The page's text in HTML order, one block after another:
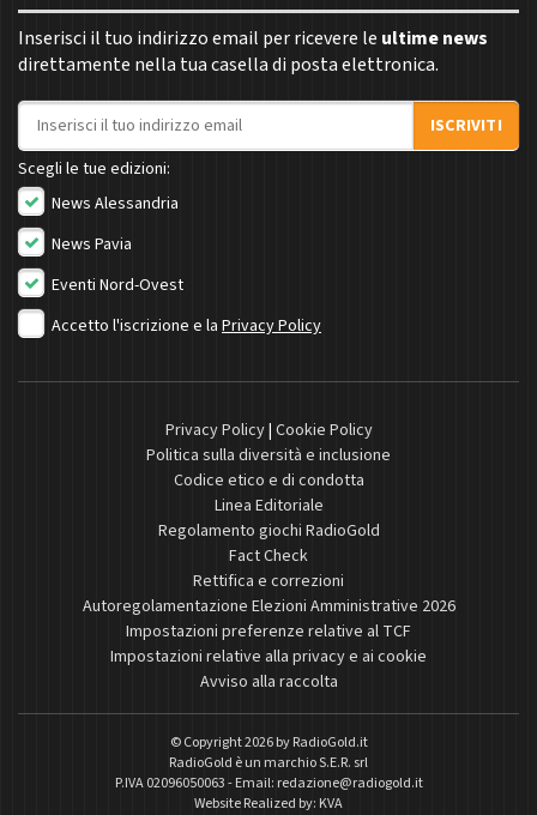
Inserisci il tuo indirizzo email per ricevere le ultime news
direttamente nella tua casella di posta elettronica.
Indirizzo email
ISCRIVITI
Scegli le tue edizioni:
News Alessandria
News Pavia
Eventi Nord-Ovest
Accetto l'iscrizione e la Privacy Policy
Privacy Policy| Cookie Policy
Politica sulla diversità e inclusione
Codice etico e di condotta
Linea Editoriale
Regolamento giochi RadioGold
Fact Check
Rettifica e correzioni
Autoregolamentazione Elezioni Amministrative 2026
Impostazioni preferenze relative al TCF
Impostazioni relative alla privacy e ai cookie
Avviso alla raccolta
© Copyright 2026 byRadioGold.it
RadioGold è un marchio S.E.R. srl
P.IVA 02096050063 - Email: redazione@radiogold.it
Website Realized by: KVA